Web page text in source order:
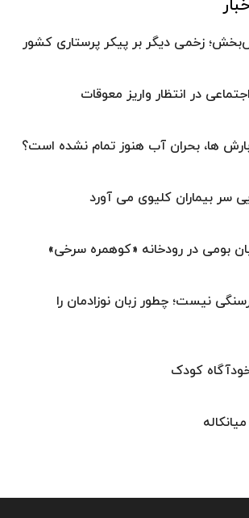
زخمی دیگر بر پیکر پرستاری کشور
در انتظار واریز معوقات
بارش ها، بحران آب هنوز تمام نشده است؟
سر بیماران کلیوی می آورد
بومی در رودخانه «کوهمره سرخی»
نیست؛ چطور زبان نوزادمان را
کودک